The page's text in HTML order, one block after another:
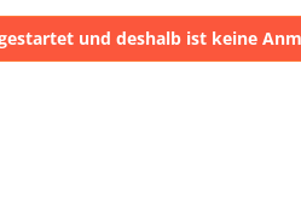
und deshalb ist keine